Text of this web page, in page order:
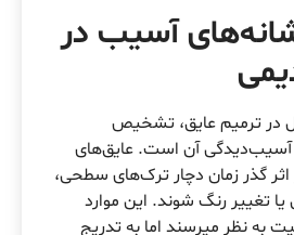
آسیب در
در ترمیم عایق، تشخیص
آسیب‌دیدگی آن است. عایق‌های
گذر زمان دچار ترک‌های سطحی،
تغییر رنگ شوند. این موارد
به نظر میرسند اما به تدریج